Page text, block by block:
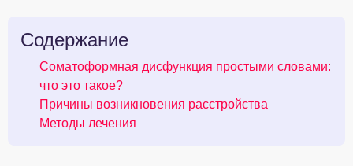
Содержание
Соматоформная дисфункция простыми словами:
что это такое?
Причины возникновения расстройства
Методы лечения